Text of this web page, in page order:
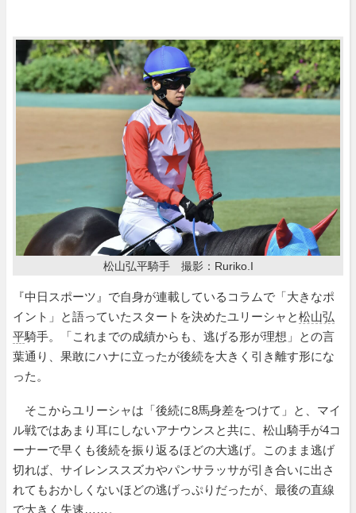
松山弘平騎手 撮影：Ruriko.I
『中日スポーツ』で自身が連載しているコラムで「大きなポ
イント」と語っていたスタートを決めたユリーシャと松山弘
平騎手。「これまでの成績からも、逃げる形が理想」との言
葉通り、果敢にハナに立ったが後続を大きく引き離す形にな
った。
そこからユリーシャは「後続に8馬身差をつけて」と、マイ
ル戦ではあまり耳にしないアナウンスと共に、松山騎手が4コ
ーナーで早くも後続を振り返るほどの大逃げ。このまま逃げ
切れば、サイレンススズカやパンサラッサが引き合いに出さ
れてもおかしくないほどの逃げっぷりだったが、最後の直線
で大きく失速……。